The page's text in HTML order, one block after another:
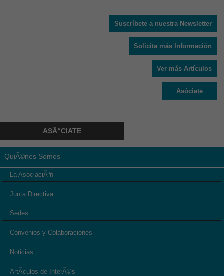
Suscríbete a nuestra Newsletter
Solicita más Información
Ver más Artículos
Asóciate
ASÃ“CIATE
QuiÃ©nes Somos
La AsociaciÃ³n
Junta Directiva
Sedes
Convenios y Colaboraciones
Noticias
ArtÃ­culos de InterÃ©s